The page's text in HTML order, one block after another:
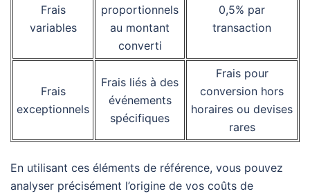
Frais
variables
proportionnels
au montant
converti
0,5% par
transaction
Frais
exceptionnels
Frais liés à des
événements
spécifiques
Frais pour
conversion hors
horaires ou devises
rares
En utilisant ces éléments de référence, vous pouvez
analyser précisément l’origine de vos coûts de